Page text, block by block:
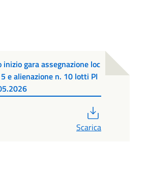
inizio gara assegnazione loc
e alienazione n. 10 lotti PI
Scarica